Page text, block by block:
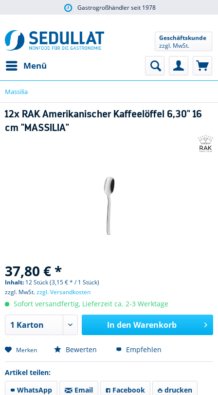
Gastrogroßhändler seit 1978
Menü
Geschäftskunde
zzgl. MwSt.
Massilia
12x RAK Amerikanischer Kaffeelöffel 6,30" 16
cm "MASSILIA"
37,80 € *
Inhalt: 12 Stück (3,15 € * / 1 Stück)
zzgl. MwSt.zzgl. Versandkosten
Sofort versandfertig, Lieferzeit ca. 2-3 Werktage
In den Warenkorb
Merken Bewerten Empfehlen
Artikel teilen:
WhatsApp
Email Facebook drucken